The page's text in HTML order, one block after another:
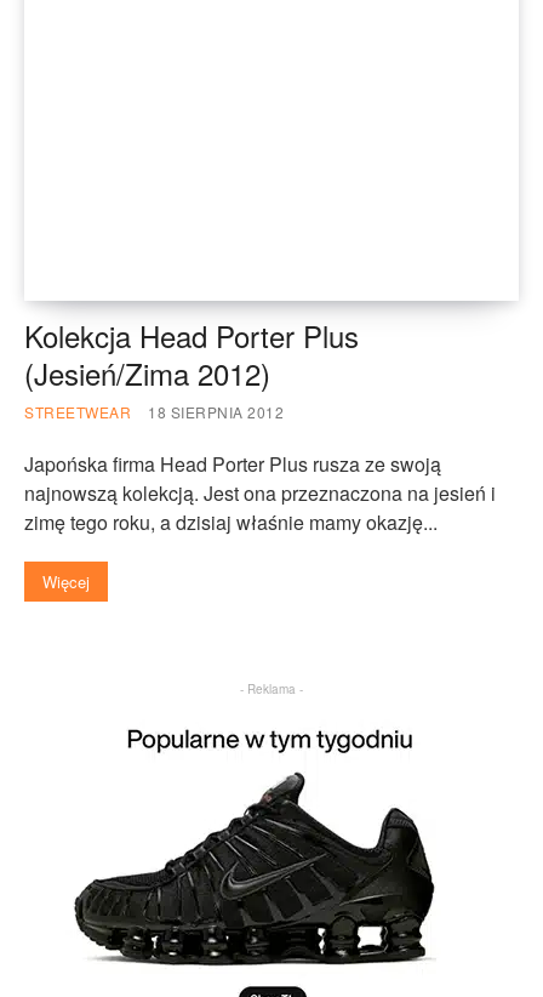
Kolekcja Head Porter Plus
(Jesień/Zima 2012)
STREETWEAR 18 SIERPNIA 2012
Japońska firma Head Porter Plus rusza ze swoją
najnowszą kolekcją. Jest ona przeznaczona na jesień i
zimę tego roku, a dzisiaj właśnie mamy okazję...
Więcej
- Reklama -